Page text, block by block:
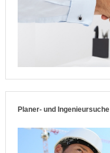
Planer- und Ingenieursuche